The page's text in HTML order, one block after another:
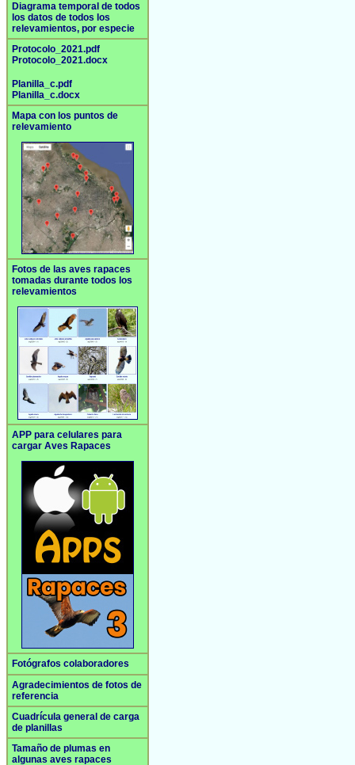
Diagrama temporal de todos
los datos de todos los
relevamientos, por especie
Protocolo_2021.pdf
Protocolo_2021.docx
Planilla_c.pdf
Planilla_c.docx
Mapa con los puntos de
relevamiento
Fotos de las aves rapaces
tomadas durante todos los
relevamientos
APP para celulares para
cargar Aves Rapaces
Fotógrafos colaboradores
Agradecimientos de fotos de
referencia
Cuadrícula general de carga
de planillas
Tamaño de plumas en
algunas aves rapaces